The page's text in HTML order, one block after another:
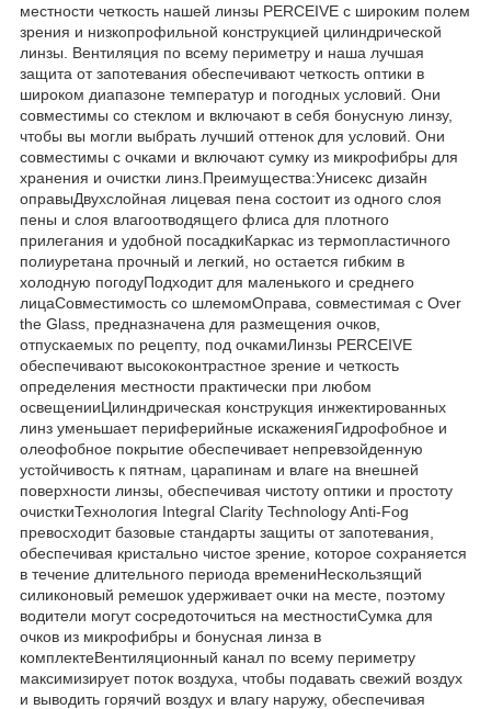
местности четкость нашей линзы PERCEIVE с широким полем
зрения и низкопрофильной конструкцией цилиндрической
линзы. Вентиляция по всему периметру и наша лучшая
защита от запотевания обеспечивают четкость оптики в
широком диапазоне температур и погодных условий. Они
совместимы со стеклом и включают в себя бонусную линзу,
чтобы вы могли выбрать лучший оттенок для условий. Они
совместимы с очками и включают сумку из микрофибры для
хранения и очистки линз.Преимущества:Унисекс дизайн
оправыДвухслойная лицевая пена состоит из одного слоя
пены и слоя влагоотводящего флиса для плотного
прилегания и удобной посадкиКаркас из термопластичного
полиуретана прочный и легкий, но остается гибким в
холодную погодуПодходит для маленького и среднего
лицаСовместимость со шлемомОправа, совместимая с Over
the Glass, предназначена для размещения очков,
отпускаемых по рецепту, под очкамиЛинзы PERCEIVE
обеспечивают высококонтрастное зрение и четкость
определения местности практически при любом
освещенииЦилиндрическая конструкция инжектированных
линз уменьшает периферийные искаженияГидрофобное и
олеофобное покрытие обеспечивает непревзойденную
устойчивость к пятнам, царапинам и влаге на внешней
поверхности линзы, обеспечивая чистоту оптики и простоту
очисткиТехнология Integral Clarity Technology Anti-Fog
превосходит базовые стандарты защиты от запотевания,
обеспечивая кристально чистое зрение, которое сохраняется
в течение длительного периода времениНескользящий
силиконовый ремешок удерживает очки на месте, поэтому
водители могут сосредоточиться на местностиСумка для
очков из микрофибры и бонусная линза в
комплектеВентиляционный канал по всему периметру
максимизирует поток воздуха, чтобы подавать свежий воздух
и выводить горячий воздух и влагу наружу, обеспечивая